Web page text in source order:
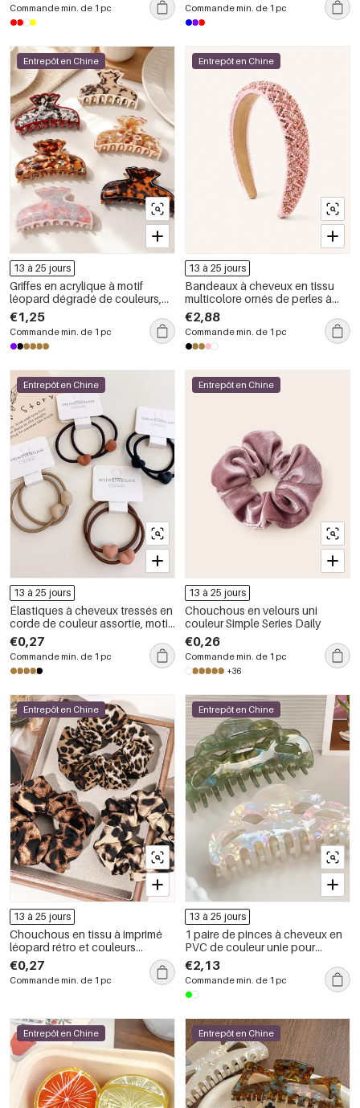
Commande min. de 1 pc Commande min. de 1 pc
Entrepôt en Chine
13 à 25 jours
Griffes en acrylique à motif
léopard dégradé de couleurs,
collection Simple Series Daily
€1,25
Commande min. de 1 pc
Entrepôt en Chine
13 à 25 jours
Bandeaux à cheveux en tissu
multicolore ornés de perles à
rayures élégantes de la série
Luxueuse
€2,88
Commande min. de 1 pc
Entrepôt en Chine
13 à 25 jours
Élastiques à cheveux tressés en
corde de couleur assortie, motif
cœur simple, collection
romantique
€0,27
Commande min. de 1 pc
Entrepôt en Chine
13 à 25 jours
Chouchous en velours uni
couleur Simple Series Daily
€0,26
Commande min. de 1 pc
+36
Entrepôt en Chine
13 à 25 jours
Chouchous en tissu à imprimé
léopard rétro et couleurs
assorties de la série Simple
€0,27
Commande min. de 1 pc
Entrepôt en Chine
13 à 25 jours
1 paire de pinces à cheveux en
PVC de couleur unie pour
femmes, série simple et
décontractée
€2,13
Commande min. de 1 pc
Entrepôt en Chine Entrepôt en Chine